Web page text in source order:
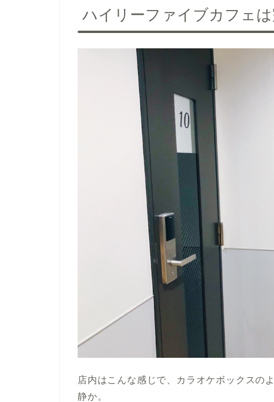
ハイリーファイブカフェ
店内はこんな感じで、カラオケボックスの
静か。